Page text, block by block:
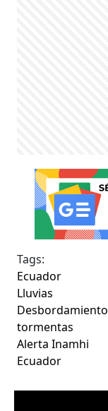
Tags:
Ecuador
Lluvias
Desbordamiento
tormentas
Alerta Inamhi
Ecuador